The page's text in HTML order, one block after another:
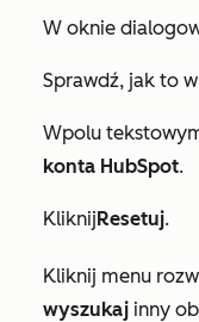
W oknie
Sprawdź, jak to
Wpolu
konta HubSpot.
KliknijResetuj.
Kliknij menu
wyszukaj inny